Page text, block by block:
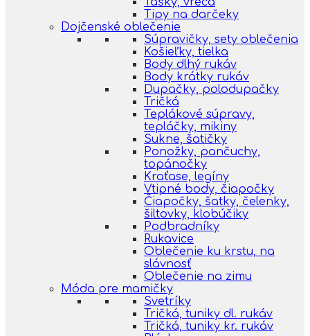
Tipy na darčeky
Dojčenské oblečenie
Súpravičky, sety oblečenia
Košieľky, tielka
Body dlhý rukáv
Body krátky rukáv
Dupačky, polodupačky
Tričká
Teplákové súpravy,
tepláčky, mikiny
Sukne, šatičky
Ponožky, pančuchy,
topánočky
Kraťase, legíny
Vtipné body, čiapočky
Čiapočky, šatky, čelenky,
šiltovky, klobúčiky
Podbradníky
Rukavice
Oblečenie ku krstu, na
slávnosť
Oblečenie na zimu
Móda pre mamičky
Svetríky
Tričká, tuniky dl. rukáv
Tričká, tuniky kr. rukáv